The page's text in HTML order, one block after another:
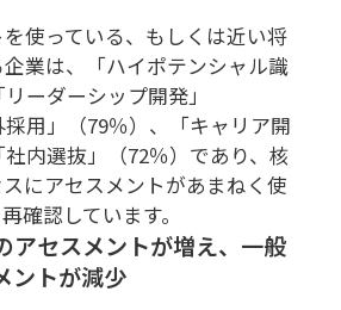
使っている、もしくは近い将
業は、「ハイポテンシャル識
ーダーシップ開発」
採用」（79％）、「キャリア開
内選抜」（72％）であり、核
にアセスメントがあまねく使
確認しています。
アセスメントが増え、一般
ントが減少